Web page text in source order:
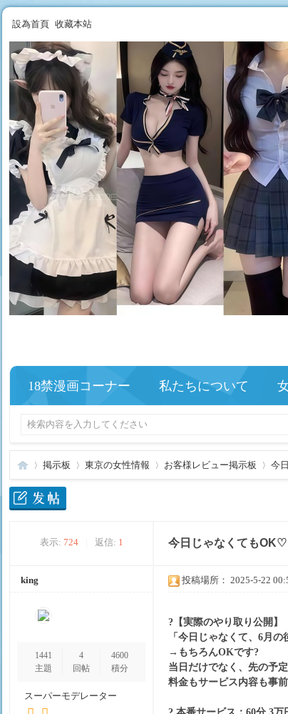
設為首頁 收藏本站
18禁漫画コーナー 私たちについて
掲示板 東京の女性情報 お客様レビュー掲示板 今
表示: 724 返信: 1 今日じゃなくてもOK♡
king
1441
主題
4
回帖
4600
積分
スーパーモデレーター
投稿場所： 2025-5-22
?【実際のやり取り公開】
「今日じゃなくて、6月
→もちろんOKです?
当日だけでなく、先の予
料金もサービス内容も事